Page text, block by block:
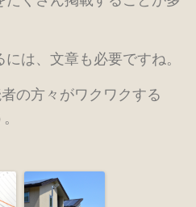
は、文章も必要ですね。
の方々がワクワクする